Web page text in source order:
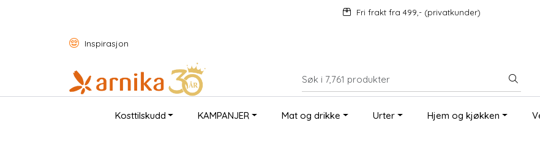
Fri frakt fra 499,- (privatkunder)
Inspirasjon
Kosttilskudd KAMPANJER Mat og drikke Urter Hjem og kjøkken